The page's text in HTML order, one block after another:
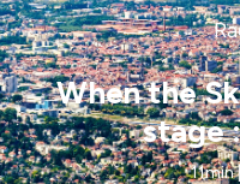
When the
stage